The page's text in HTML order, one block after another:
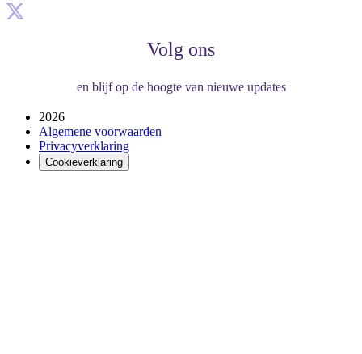
Volg ons
en blijf op de hoogte van nieuwe updates
2026
Algemene voorwaarden
Privacyverklaring
Cookieverklaring